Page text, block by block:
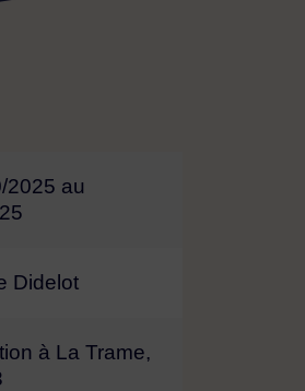
2025 au
Didelot
à La Trame